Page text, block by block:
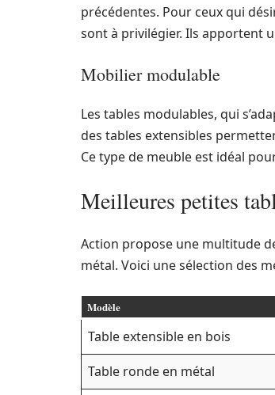
précédentes. Pour ceux qui
sont à privilégier. Ils apportent
Mobilier modulable
Les tables modulables, qui
des tables extensibles
Ce type de meuble est idéal
Meilleures petites
Action propose une multitude
métal. Voici une sélection des
Modèle
Table extensible en bois
Table ronde en métal